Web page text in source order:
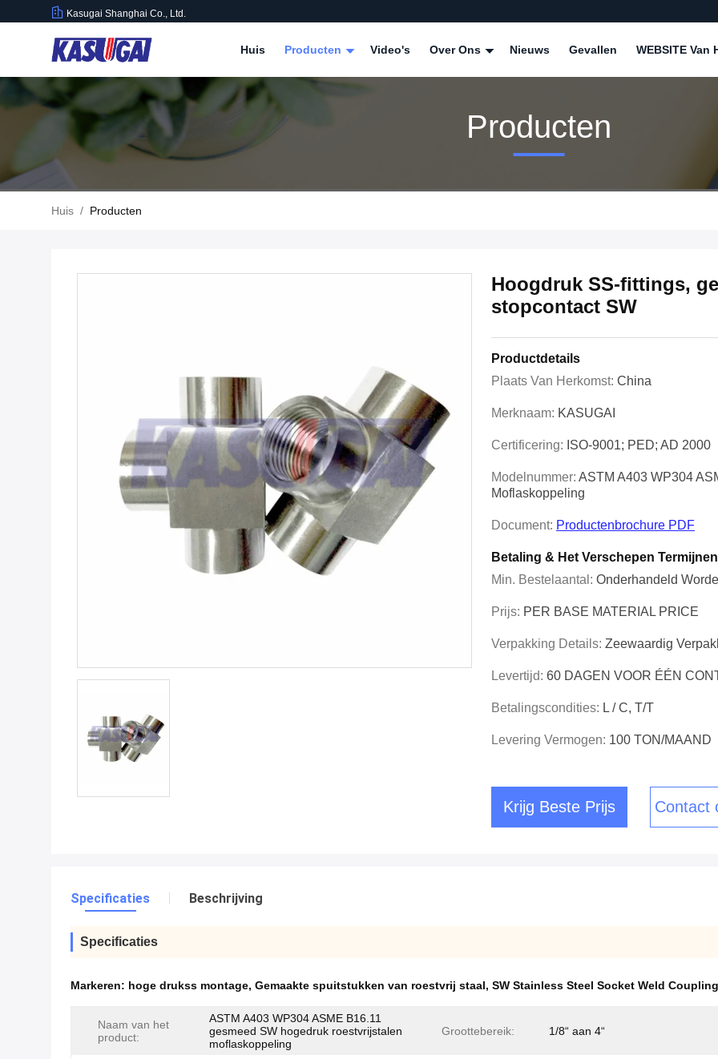
Kasugai Shanghai Co., Ltd.
Huis Producten Video's Over Ons Nieuws Gevallen WEBSITE Van
Producten
Huis / Producten
Hoogdruk SS-fittings,
stopcontact SW
Productdetails
Plaats Van Herkomst: China
Merknaam: KASUGAI
Certificering: ISO-9001; PED; AD 2000
Modelnummer: ASTM A403 WP304
Moflaskoppeling
Document: Productenbrochure PDF
Betaling & Het Verschepen Termijnen
Min. Bestelaantal: Onderhandeld
Prijs: PER BASE MATERIAL PRICE
Verpakking Details: Zeewaardig
Levertijd: 60 DAGEN VOOR ÉÉN
Betalingscondities: L / C, T/T
Levering Vermogen: 100 TON/MAAND
Krijg Beste Prijs Contact
Specificaties Beschrijving
Specificaties
Markeren: hoge drukss montage, Gemaakte spuitstukken van roestvrij staal, SW Stainless Steel Socket Weld Coupling
Naam van het
product:
ASTM A403 WP304 ASME B16.11
gesmeed SW hogedruk roestvrijstalen
moflaskoppeling
Groottebereik: 1/8“ aan 4“